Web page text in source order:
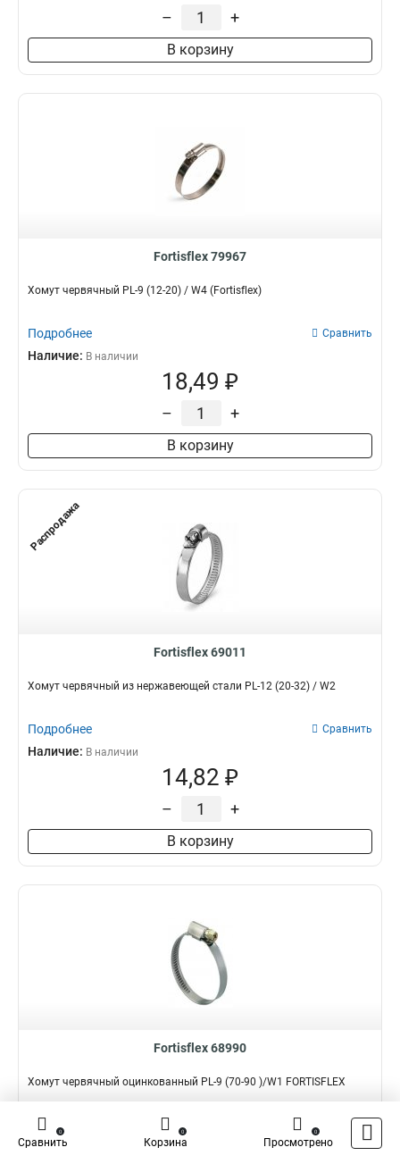
– +
В корзину
Fortisflex 79967
Хомут червячный PL-9 (12-20) / W4 (Fortisflex)
Подробнее Сравнить
Наличие: В наличии
18,49 ₽
– +
В корзину
Распродажа
Fortisflex 69011
Хомут червячный из нержавеющей стали PL-12 (20-32) / W2
Подробнее Сравнить
Наличие: В наличии
14,82 ₽
– +
В корзину
Fortisflex 68990
Хомут червячный оцинкованный PL-9 (70-90 )/W1 FORTISFLEX
Подробнее Сравнить
Наличие:
Сравнить
0
Корзина
0
Просмотрено
0